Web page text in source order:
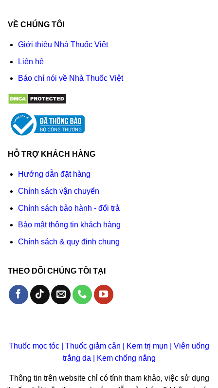
VỀ CHÚNG TÔI
Giới thiệu Nhà Thuốc Việt
Liên hệ
Báo chí nói về Nhà Thuốc Việt
HỖ TRỢ KHÁCH HÀNG
Hướng dẫn đặt hàng
Chính sách vận chuyển
Chính sách bảo hành - đổi trả
Bảo mật thông tin khách hàng
Chính sách & quy định chung
THEO DÕI CHÚNG TÔI TẠI
Thuốc mọc tóc Thuốc giảm cân Kem trị mụn
Viên uống
trắng da
Kem chống nắng
Thông tin trên website chỉ có tính tham khảo, việc sử dụng